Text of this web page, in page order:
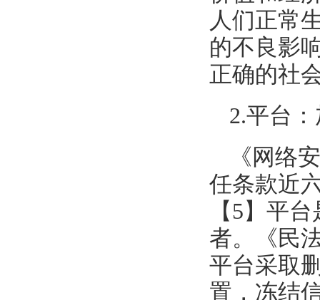
人们正常
的不良影
正确的社
2.平台
《网络
任条款近
【5】平
者。《民
平台采取
置，冻结